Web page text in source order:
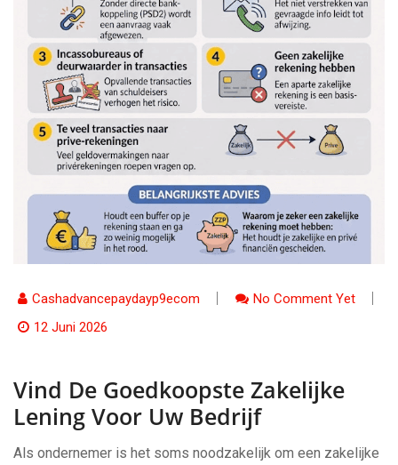
Cashadvancepaydayp9ecom
No Comment Yet
12 Juni 2026
Vind De Goedkoopste Zakelijke
Lening Voor Uw Bedrijf
Als ondernemer is het soms noodzakelijk om een zakelijke